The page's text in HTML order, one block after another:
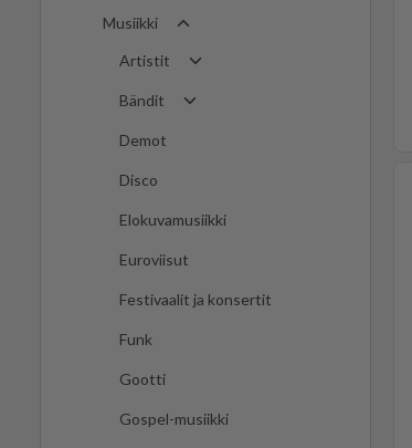
Musiikki
Artistit
Bändit
Demot
Disco
Elokuvamusiikki
Euroviisut
Festivaalit ja konsertit
Funk
Gootti
Gospel-musiikki